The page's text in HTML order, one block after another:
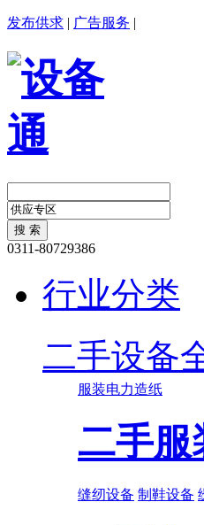
发布供求 | 广告服务 |
0311-80729386
行业分类
二手设备
服装电力造纸
二手服
缝纫设备 制鞋设备